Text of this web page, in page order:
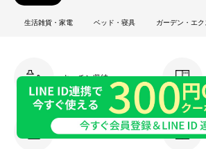
生活雑貨・家電 ベッド・寝具 ガーデン・エク
キッチン収納
カラーボックス